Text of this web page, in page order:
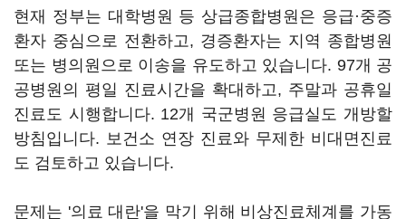
현재 정부는 대학병원 등 상급종합병원은 응급·중증
환자 중심으로 전환하고, 경증환자는 지역 종합병원
또는 병의원으로 이송을 유도하고 있습니다. 97개 공
공병원의 평일 진료시간을 확대하고, 주말과 공휴일
진료도 시행합니다. 12개 국군병원 응급실도 개방할
방침입니다. 보건소 연장 진료와 무제한 비대면진료
도 검토하고 있습니다.
문제는 '의료 대란'을 막기 위해 비상진료체계를 가동